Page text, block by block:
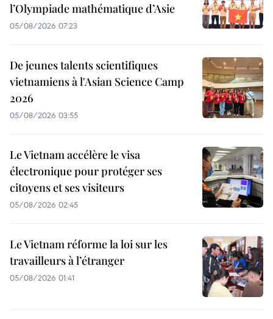
l’Olympiade mathématique d’Asie
05/08/2026 07:23
De jeunes talents scientifiques
vietnamiens à l'Asian Science Camp
2026
05/08/2026 03:55
Le Vietnam accélère le visa
électronique pour protéger ses
citoyens et ses visiteurs
05/08/2026 02:45
Le Vietnam réforme la loi sur les
travailleurs à l’étranger
05/08/2026 01:41